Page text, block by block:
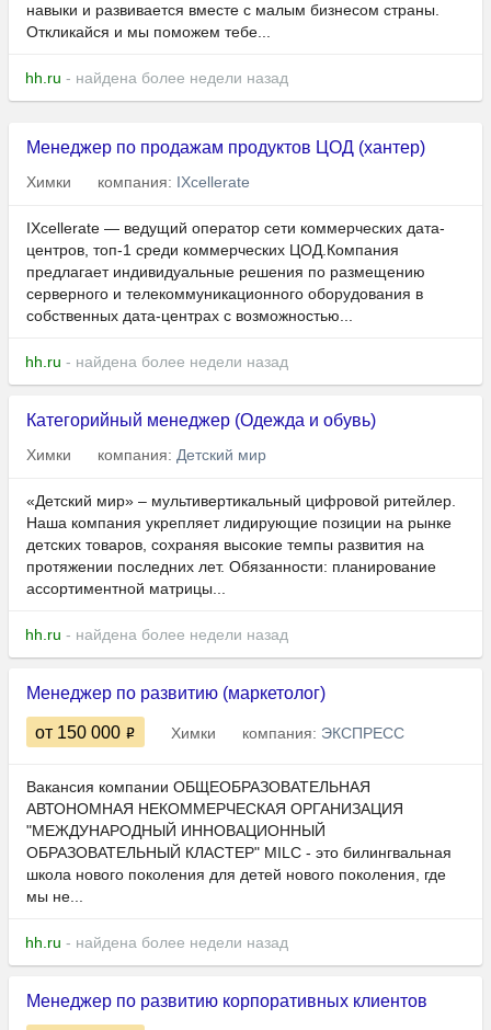
навыки и развивается вместе с малым бизнесом страны.
Откликайся и мы поможем тебе...
hh.ru - найдена более недели назад
Менеджер по продажам продуктов ЦОД (хантер)
Химки компания: IXcellerate
IXcellerate — ведущий оператор сети коммерческих дата-
центров, топ-1 среди коммерческих ЦОД.Компания
предлагает индивидуальные решения по размещению
серверного и телекоммуникационного оборудования в
собственных дата-центрах с возможностью...
hh.ru - найдена более недели назад
Категорийный менеджер (Одежда и обувь)
Химки компания: Детский мир
«Детский мир» – мультивертикальный цифровой ритейлер.
Наша компания укрепляет лидирующие позиции на рынке
детских товаров, сохраняя высокие темпы развития на
протяжении последних лет. Обязанности: планирование
ассортиментной матрицы...
hh.ru - найдена более недели назад
Менеджер по развитию (маркетолог)
от 150 000 Химки компания: ЭКСПРЕСС
Вакансия компании ОБЩЕОБРАЗОВАТЕЛЬНАЯ
АВТОНОМНАЯ НЕКОММЕРЧЕСКАЯ ОРГАНИЗАЦИЯ
"МЕЖДУНАРОДНЫЙ ИННОВАЦИОННЫЙ
ОБРАЗОВАТЕЛЬНЫЙ КЛАСТЕР" MILC - это билингвальная
школа нового поколения для детей нового поколения, где
мы не...
hh.ru - найдена более недели назад
Менеджер по развитию корпоративных клиентов